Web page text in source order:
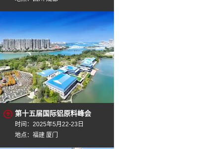
第十五届国际铝原料峰会
时间：2025年5月22-23日
地点：福建 厦门